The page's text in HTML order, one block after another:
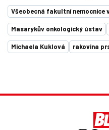
Všeobecná fakultní nemocnice
Masarykův onkologický ústav
Michaela Kuklová rakovina